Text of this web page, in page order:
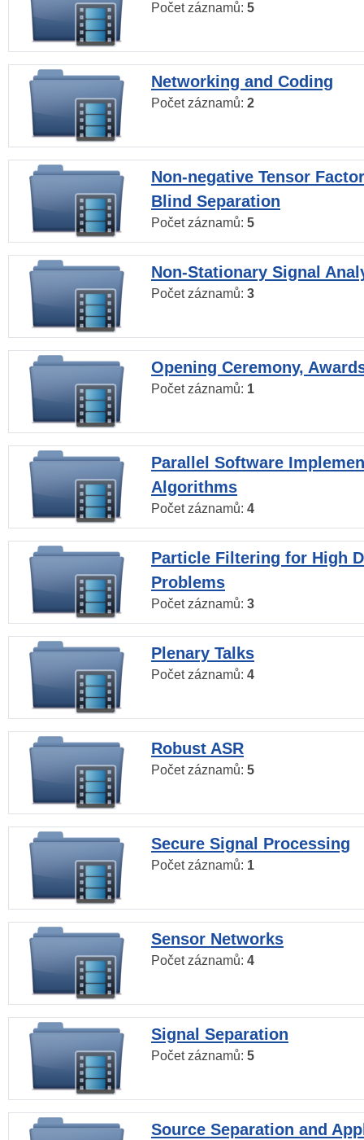
Počet záznamů: 5
Networking and Coding
Počet záznamů: 2
Non-negative Tensor
Blind Separation
Počet záznamů: 5
Non-Stationary Signal
Počet záznamů: 3
Opening Ceremony,
Počet záznamů: 1
Parallel Software
Algorithms
Počet záznamů: 4
Particle Filtering for High
Problems
Počet záznamů: 3
Plenary Talks
Počet záznamů: 4
Robust ASR
Počet záznamů: 5
Secure Signal Processing
Počet záznamů: 1
Sensor Networks
Počet záznamů: 4
Signal Separation
Počet záznamů: 5
Source Separation and